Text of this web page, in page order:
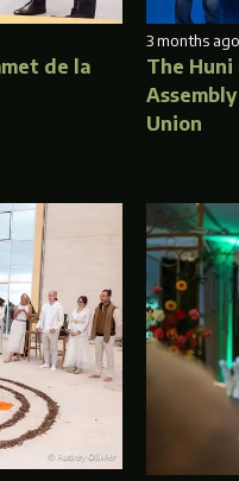
de la
3 months ago
The
Union